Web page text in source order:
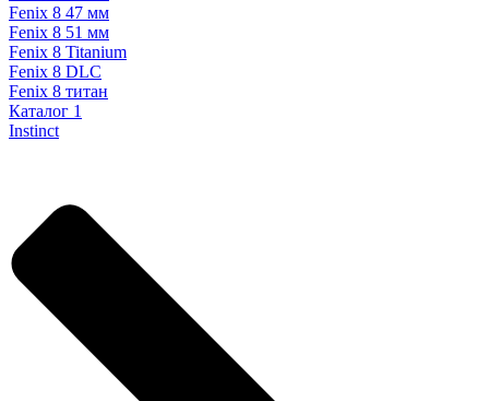
Fenix 8 47 мм
Fenix 8 51 мм
Fenix 8 Titanium
Fenix 8 DLC
Fenix 8 титан
Каталог 1
Instinct